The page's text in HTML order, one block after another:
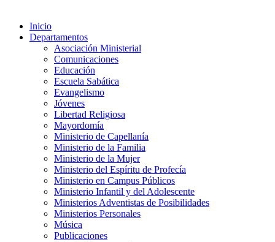
Inicio
Departamentos
Asociación Ministerial
Comunicaciones
Educación
Escuela Sabática
Evangelismo
Jóvenes
Libertad Religiosa
Mayordomía
Ministerio de Capellanía
Ministerio de la Familia
Ministerio de la Mujer
Ministerio del Espíritu de Profecía
Ministerio en Campus Públicos
Ministerio Infantil y del Adolescente
Ministerios Adventistas de Posibilidades
Ministerios Personales
Música
Publicaciones